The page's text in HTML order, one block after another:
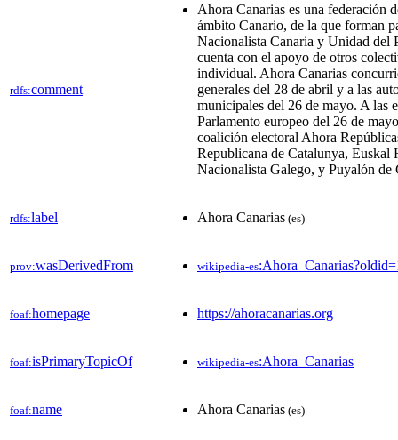
rdfs:comment
Ahora Canarias es una federación​
ámbito Canario, de la que forman
Nacionalista Canaria y Unidad del
cuenta con el apoyo de otros
individual.​ Ahora Canarias
generales del 28 de abril y a las
municipales del 26 de mayo. A las
Parlamento europeo del 26 de
coalición electoral Ahora
Republicana de Catalunya,
Nacionalista Galego, y Puyalón de
rdfs:label Ahora Canarias (es)
prov:wasDerivedFrom wikipedia-es
foaf:homepage https://ahoracanarias.org
foaf:isPrimaryTopicOf wikipedia-es:Ahora_Canarias
foaf:name Ahora Canarias (es)